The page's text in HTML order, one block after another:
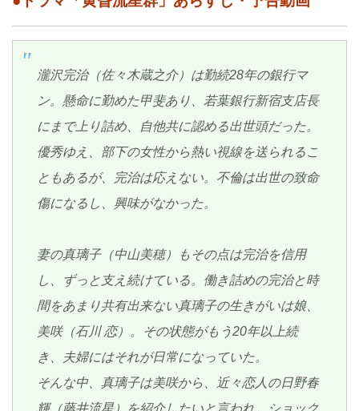
瀧沢完治（佐々木蔵之介）は勤続28年の銀行マ
ン。懸命に勤めた甲斐あり、若葉銀行新宿支店長
にまで上り詰め、自他共に認める出世頭だった。
優秀ゆえ、部下の女性から熱い視線を送られるこ
ともあるが、完治は応えない。不倫は出世の致命
傷になるし、興味がなかった。
妻の真璃子（中山美穂）もその点は完治を信用
し、ずっと支え続けている。働き詰めの完治と時
間をあまり共有出来ない真璃子の生きがいは娘、
美咲（石川 恋）。その状態がもう20年以上続
き、夫婦にはそれが日常になっていた。
そんな中、真璃子は美咲から、近々恋人の日野春
輝（藤井流星）を紹介したいと言われ、ショック